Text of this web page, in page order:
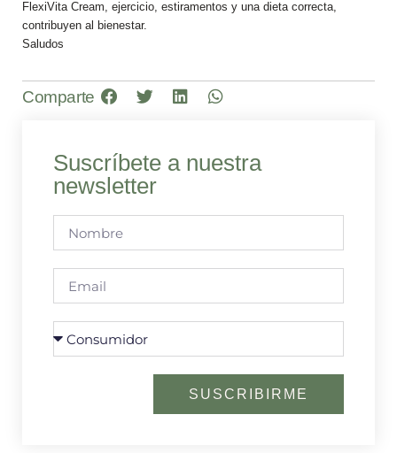
FlexiVita Cream, ejercicio, estiramentos y una dieta correcta,
contribuyen al bienestar.
Saludos
Comparte
Suscríbete a nuestra
newsletter
SUSCRIBIRME